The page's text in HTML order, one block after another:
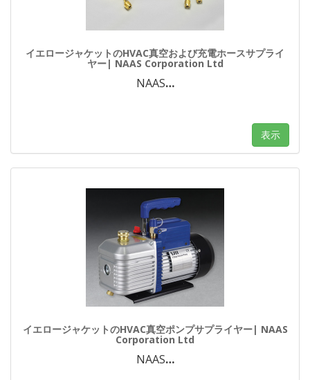
イエロージャケットのHVAC真空および充電ホースサプライ
ヤー| NAAS Corporation Ltd
NAAS…
表示
イエロージャケットのHVAC真空ポンプサプライヤー| NAAS
Corporation Ltd
NAAS…